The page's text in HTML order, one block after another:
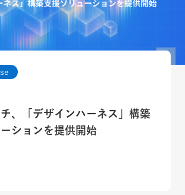
、「デザインハーネス」構築
ションを提供開始